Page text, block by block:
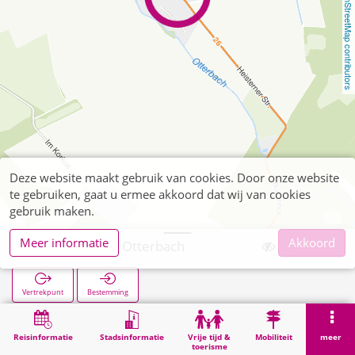
OpenStreetMap contributors
Reisinformatie Stadsinformatie
Vrije tijd &
toerisme
Mobiliteit meer
Nothberg Am Otterbach
Vertrekpunt Bestemming
Zoekopracht Nothberg Am Otterbach
Deze website maakt gebruik van cookies. Door onze website
te gebruiken, gaat u ermee akkoord dat wij van cookies
gebruik maken.
Meer informatie
Akkoord